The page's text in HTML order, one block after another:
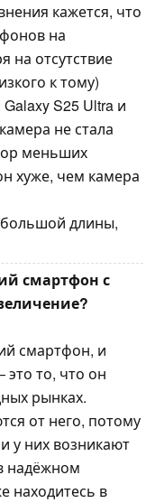
кажется, что
на
на отсутствие
к тому)
S25 Ultra и
не стала
меньших
хуже, чем камера
большой длины,
смартфон с
смартфон, и
то, что он
рынках.
от него, потому
у них возникают
надёжном
находитесь в